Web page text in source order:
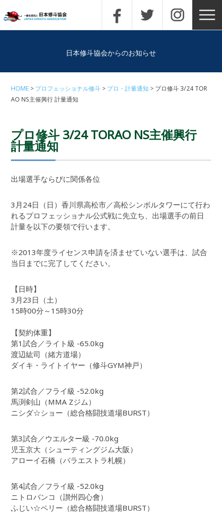
日本修斗協会からのお知らせ
HOME プロフェッショナル修斗 プロ・計量通知
プロ修斗 3/24 TOR
AO NS主催興行 計量通知
プロ修斗 3/24 TORAO NS主催興行
計量通知
出場選手ならびに関係各位
3月24日（日）香川県高松市／高松シンボルタワーにて行わ
れるプロフェッショナル公式戦に先立ち、出場選手の前日
計量を以下の要領で行います。
※2013年度ライセンス申請を済ませていない選手は、試合
当日までに完了してください。
【日時】
3月23日（土）
15時00分～15時30分
【契約体重】
第1試合／ライト級 -65.0kg
渡辺紘司（緒方道場）
ダイキ・ライトイヤー（修斗GYM神戸）
第2試合／フライ級 -52.0kg
馬渕剣山（MMA Zジム）
ニシダ☆ショー（総合格闘技道場BURST）
第3試合／ウエルター級 -70.0kg
児玉京大（シューティングジム大阪）
アローイ石橋（パラエストラ札幌）
第4試合／フライ級 -52.0kg
ニトロバンコ（讃州四心會）
ふじい☆ペリー（総合格闘技道場BURST）